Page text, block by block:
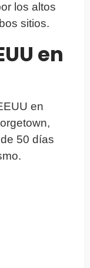
los altos
sitios.
en
en
50 días